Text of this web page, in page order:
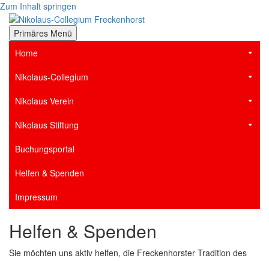
Zum Inhalt springen
Nikolaus-Collegium
Freckenhorst
der Stiftsstadt Freckenhorst e.V.
Primäres Menü
Home
Nikolaus-Collegium
Nikolaus Verein
Nikolaus Stiftung
Buchungsportal
Helfen & Spenden
Impressum
Helfen & Spenden
Sie möchten uns aktiv helfen, die Freckenhorster Tradition des